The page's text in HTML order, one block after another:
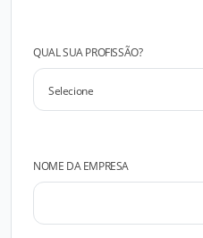
QUAL SUA PROFISSÃO?
NOME DA EMPRESA